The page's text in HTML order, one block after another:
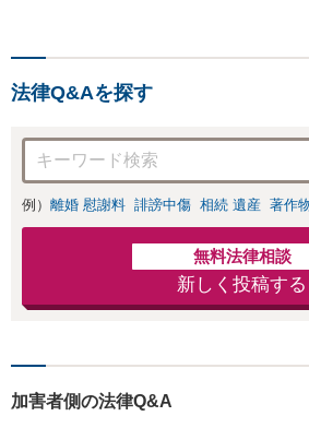
法律Q&Aを探す
例） 離婚 慰謝料 誹謗中傷 相続 遺産 著作
無料法律相談
新しく投稿する
加害者側の法律Q&A